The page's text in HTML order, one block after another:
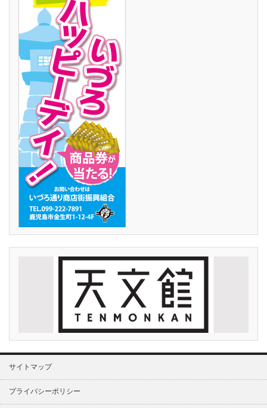
サイトマップ
プライバシーポリシー